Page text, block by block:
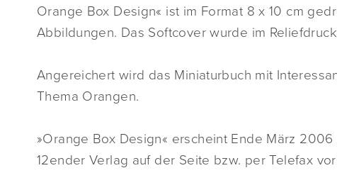
Orange Box Design« ist im Format 8 x 10 cm
Abbildungen. Das Softcover wurde im
Angereichert wird das Miniaturbuch mit
Thema Orangen.
»Orange Box Design« erscheint Ende März
12ender Verlag auf der Seite bzw. per Telefax